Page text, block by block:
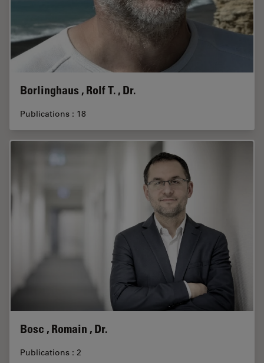
Borlinghaus , Rolf T. , Dr.
Publications : 18
Bosc , Romain , Dr.
Publications : 2